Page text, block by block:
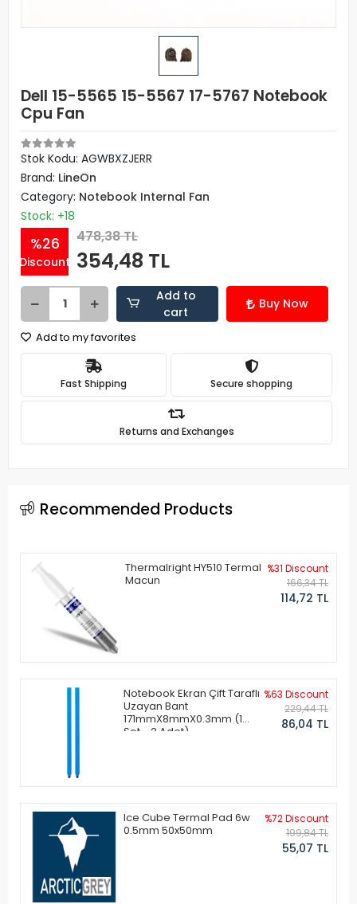
Dell 15-5565 15-5567 17-5767 Notebook
Cpu Fan
Stok Kodu: AGWBXZJERR
Brand: LineOn
Category: Notebook Internal Fan
Stock: +18
%26
Discount
478,38 TL
354,48 TL
Add to
cart
Buy Now
Add to my favorites
Fast Shipping Secure shopping
Returns and Exchanges
Recommended Products
Thermalright HY510 Termal
Macun
%31 Discount
166,34 TL
114,72 TL
Notebook Ekran Çift Taraflı
Uzayan Bant
171mmX8mmX0.3mm (1
Set - 2 Adet)
%63 Discount
229,44 TL
86,04 TL
Ice Cube Termal Pad 6w
0.5mm 50x50mm
%72 Discount
199,84 TL
55,07 TL